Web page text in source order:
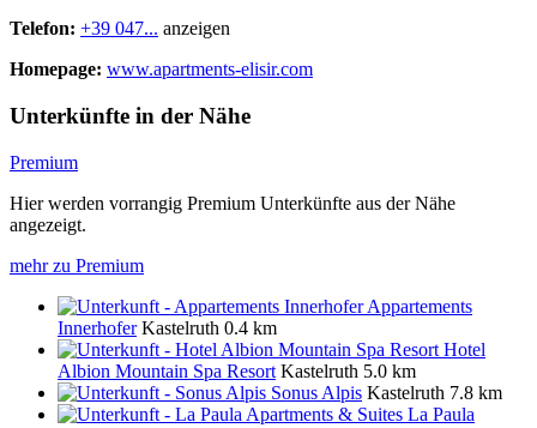
Telefon: +39 047... anzeigen
Homepage: www.apartments-elisir.com
Unterkünfte in der Nähe
Premium
Hier werden vorrangig Premium Unterkünfte aus der Nähe
angezeigt.
mehr zu Premium
Appartements
Innerhofer Kastelruth 0.4 km
Hotel
Albion Mountain Spa Resort Kastelruth 5.0 km
Sonus Alpis Kastelruth 7.8 km
La Paula